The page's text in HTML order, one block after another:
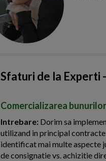
Sfaturi de la Experti
Comercializarea
Intrebare: Dorim sa
utilizand in principal
identificat mai multe aspecte
de consignatie vs. achizitie